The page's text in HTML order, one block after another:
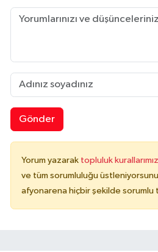
Gönder
Yorum yazarak topluluk
ve tüm sorumluluğu
afyonarena hiçbir şekilde sorumlu